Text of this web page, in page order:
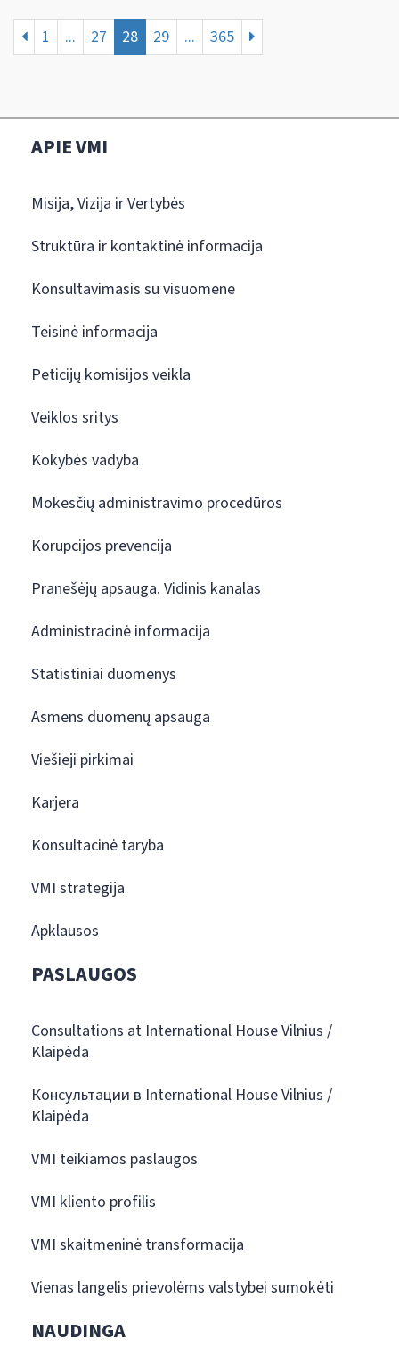
1 ... 27 28 29 ... 365
APIE VMI
Misija, Vizija ir Vertybės
Struktūra ir kontaktinė informacija
Konsultavimasis su visuomene
Teisinė informacija
Peticijų komisijos veikla
Veiklos sritys
Kokybės vadyba
Mokesčių administravimo procedūros
Korupcijos prevencija
Pranešėjų apsauga. Vidinis kanalas
Administracinė informacija
Statistiniai duomenys
Asmens duomenų apsauga
Viešieji pirkimai
Karjera
Konsultacinė taryba
VMI strategija
Apklausos
PASLAUGOS
Consultations at International House Vilnius /
Klaipėda
Консультации в International House Vilnius /
Klaipėda
VMI teikiamos paslaugos
VMI kliento profilis
VMI skaitmeninė transformacija
Vienas langelis prievolėms valstybei sumokėti
NAUDINGA